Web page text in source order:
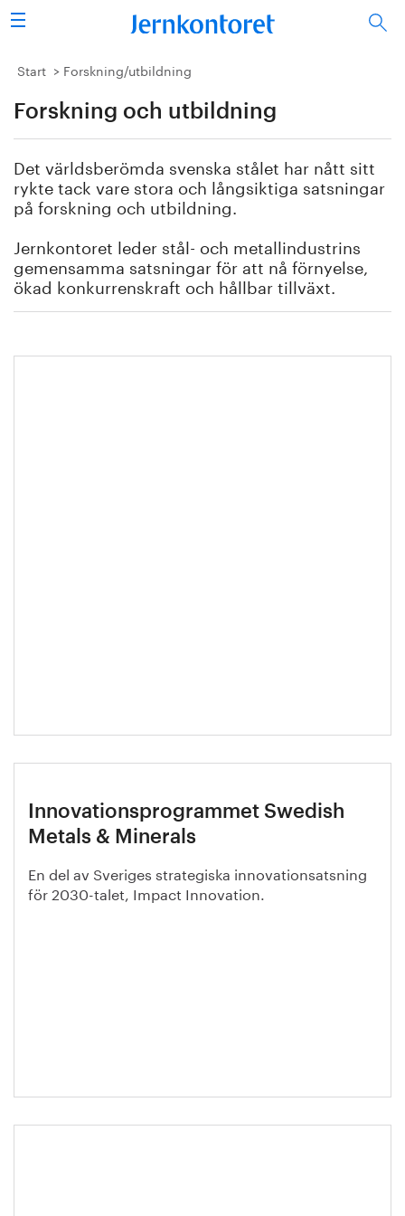
Sök
Stålindustrin
Vision 2050
Forskning/utbildning
Energi/miljö
Vi tycker
Publicerat
Start Forskning/utbildning
Forskning och utbildning
Det världsberömda svenska stålet har nått sitt
rykte tack vare stora och långsiktiga satsningar
på forskning och utbildning.
Jernkontoret leder stål- och metallindustrins
gemensamma satsningar för att nå förnyelse,
ökad konkurrenskraft och hållbar tillväxt.
Innovationsprogrammet Swedish
Metals & Minerals
En del av Sveriges strategiska innovationsatsning
för 2030-talet, Impact Innovation.